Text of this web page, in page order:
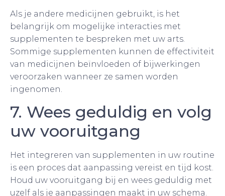
Als je andere medicijnen gebruikt, is het
belangrijk om mogelijke interacties met
supplementen te bespreken met uw arts.
Sommige supplementen kunnen de effectiviteit
van medicijnen beïnvloeden of bijwerkingen
veroorzaken wanneer ze samen worden
ingenomen.
7. Wees geduldig en volg
uw vooruitgang
Het integreren van supplementen in uw routine
is een proces dat aanpassing vereist en tijd kost.
Houd uw vooruitgang bij en wees geduldig met
uzelf als je aanpassingen maakt in uw schema.